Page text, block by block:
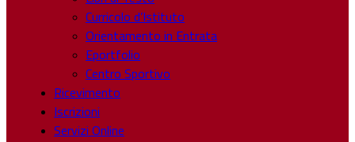
Curricolo d’Istituto
Orientamento in Entrata
Eportfolio
Centro Sportivo
Ricevimento
Iscrizioni
Servizi Online